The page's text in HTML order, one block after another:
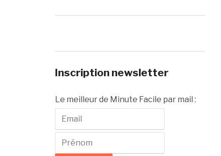
Inscription newsletter
Le meilleur de Minute Facile par mail :